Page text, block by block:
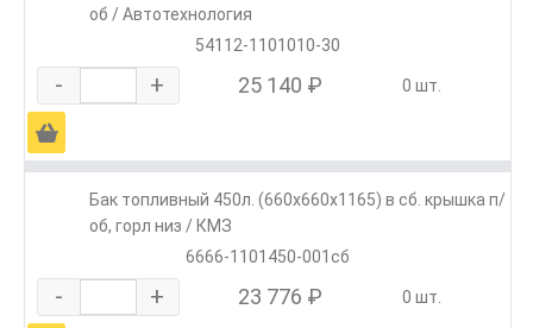
об / Автотехнология
54112-1101010-30
- + 25 140 ₽ 0 шт.
Ä
Бак топливный 450л. (660х660х1165) в сб. крышка п/
об, горл низ / КМЗ
6666-1101450-001сб
- + 23 776 ₽ 0 шт.